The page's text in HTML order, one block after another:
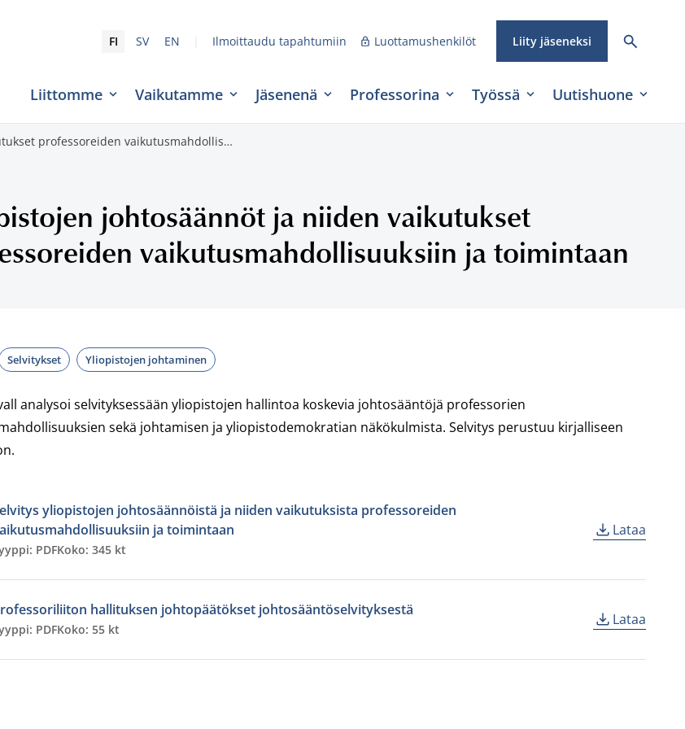
FI SV EN Ilmoittaudu tapahtumiin Luottamushenkilöt Liity jäseneksi
Liittomme Vaikutamme Jäsenenä Professorina Työssä Uutishuone
professoreiden vaikutusmahdollis…
johtosäännöt ja niiden vaikutukset
vaikutusmahdollisuuksiin ja toimintaan
Selvitykset Yliopistojen johtaminen
analysoi selvityksessään yliopistojen hallintoa koskevia johtosääntöjä professorien
sekä johtamisen ja yliopistodemokratian näkökulmista. Selvitys perustuu kirjalliseen
yliopistojen johtosäännöistä ja niiden vaikutuksista professoreiden
ja toimintaan
PDFKoko: 345 kt
Lataa
hallituksen johtopäätökset johtosääntöselvityksestä
PDFKoko: 55 kt
Lataa